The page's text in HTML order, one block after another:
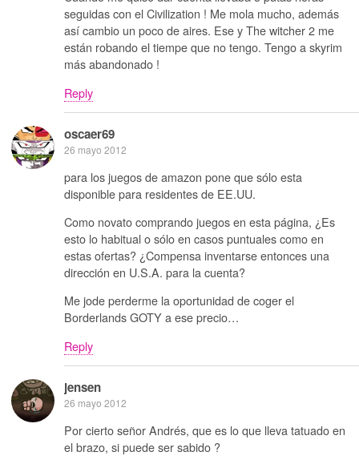
seguidas con el Civilization ! Me mola mucho, además
así cambio un poco de aires. Ese y The witcher 2 me
están robando el tiempe que no tengo. Tengo a skyrim
más abandonado !
Reply
oscaer69
26 mayo 2012
para los juegos de amazon pone que sólo esta
disponible para residentes de EE.UU.
Como novato comprando juegos en esta página, ¿Es
esto lo habitual o sólo en casos puntuales como en
estas ofertas? ¿Compensa inventarse entonces una
dirección en U.S.A. para la cuenta?
Me jode perderme la oportunidad de coger el
Borderlands GOTY a ese precio…
Reply
jensen
26 mayo 2012
Por cierto señor Andrés, que es lo que lleva tatuado en
el brazo, si puede ser sabido ?